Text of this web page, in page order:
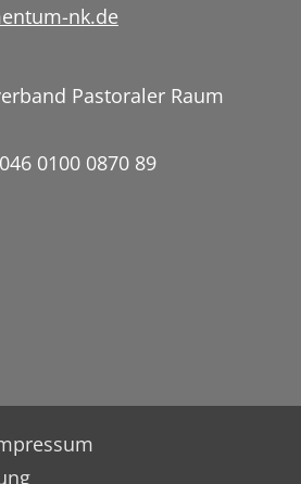
nk.de
Pastoraler Raum
0100 0870 89
Kirche am Center auf
– Kirche am Center